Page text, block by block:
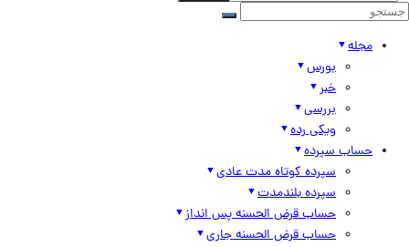
مجله
بورس
خبر
بررسی
ویکی رده
حساب سپرده
سپرده کوتاه مدت عادی
سپرده بلندمدت
حساب قرض الحسنه پس انداز
حساب قرض الحسنه جاری